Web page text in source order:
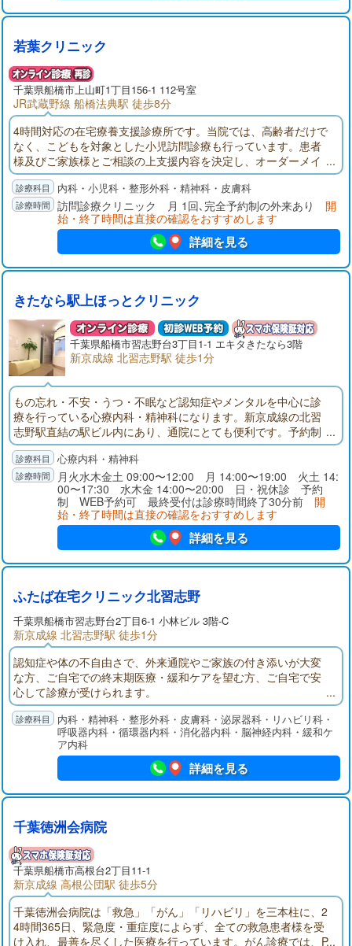
若葉クリニック
千葉県船橋市上山町1丁目156-1 112号室
JR武蔵野線 船橋法典駅 徒歩8分
4時間対応の在宅療養支援診療所です。当院では、高齢者だけで
なく、こどもを対象とした小児訪問診療も行っています。患者
様及びご家族様とご相談の上支援内容を決定し、オーダーメイ
ド型の在宅医療を行います。投薬・点滴の管理など、在宅で安
全な範囲で行える医療行為は全て可能です。。
内科・小児科・整形外科・精神科・皮膚科
訪問診療クリニック 月 1回､完全予約制の外来あり 開
始・終了時間は直接の確認をおすすめします
詳細を見る
きたなら駅上ほっとクリニック
千葉県船橋市習志野台3丁目1-1 エキタきたなら3階
新京成線 北習志野駅 徒歩1分
もの忘れ・不安・うつ・不眠など認知症やメンタルを中心に診
療を行っている心療内科・精神科になります。新京成線の北習
志野駅直結の駅ビル内にあり、通院にとても便利です。予約制
になりますので、事前にお電話でのご予約をお願い致します。
心療内科・精神科
月火水木金土 09:00〜12:00 月 14:00〜19:00 火土 14:
00〜17:30 水木金 14:00〜20:00 日・祝休診 予約
制 WEB予約可 最終受付は診療時間終了30分前 開
始・終了時間は直接の確認をおすすめします
詳細を見る
ふたば在宅クリニック北習志野
千葉県船橋市習志野台2丁目6-1 小林ビル 3階-C
新京成線 北習志野駅 徒歩1分
認知症や体の不自由さで、外来通院やご家族の付き添いが大変
な方、ご自宅での終末期医療・緩和ケアを望む方、ご自宅で安
心して診療が受けられます。
内科・精神科・整形外科・皮膚科・泌尿器科・リハビリ科・
呼吸器内科・循環器内科・消化器内科・脳神経内科・緩和ケ
ア内科
詳細を見る
千葉徳洲会病院
千葉県船橋市高根台2丁目11-1
新京成線 高根公団駅 徒歩5分
千葉徳洲会病院は「救急」「がん」「リハビリ」を三本柱に、2
4時間365日、緊急度・重症度によらず、全ての救急患者様を受
け入れ、最善を尽くした医療を行っています。がん診療では、P